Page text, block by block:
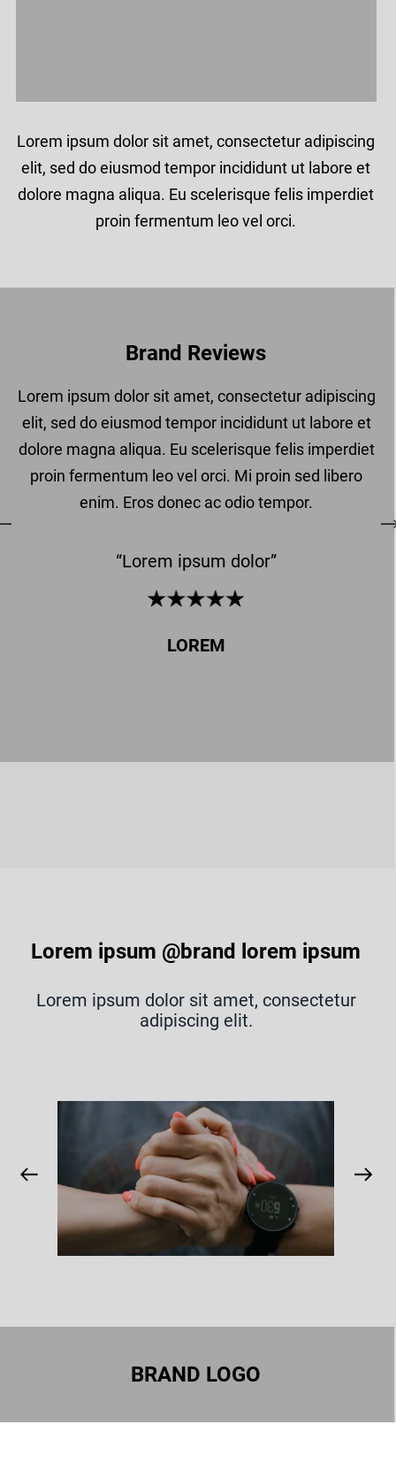
Lorem ipsum dolor sit amet, consectetur adipiscing
elit, sed do eiusmod tempor incididunt ut labore et
dolore magna aliqua. Eu scelerisque felis imperdiet
proin fermentum leo vel orci.
Brand Reviews
Lorem ipsum dolor sit amet, consectetur adipiscing
elit, sed do eiusmod tempor incididunt ut labore et
dolore magna aliqua. Eu scelerisque felis imperdiet
proin fermentum leo vel orci. Mi proin sed libero
enim. Eros donec ac odio tempor.
“Lorem ipsum dolor”
LOREM
Lorem ipsum @brand lorem ipsum
Lorem ipsum dolor sit amet, consectetur
adipiscing elit.
BRAND LOGO